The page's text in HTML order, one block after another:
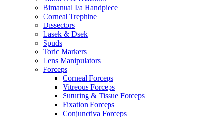
Bimanual I/a Handpiece
Corneal Trephine
Dissectors
Lasek & Dsek
Spuds
Toric Markers
Lens Manipulators
Forceps
Corneal Forceps
Vitreous Forceps
Suturing & Tissue Forceps
Fixation Forceps
Conjunctiva Forceps